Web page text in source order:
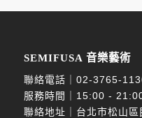
SEMIFUSA 音樂藝術
聯絡電話｜ 02-3765-
服務時間｜15:00 -
聯絡地址｜台北市松山